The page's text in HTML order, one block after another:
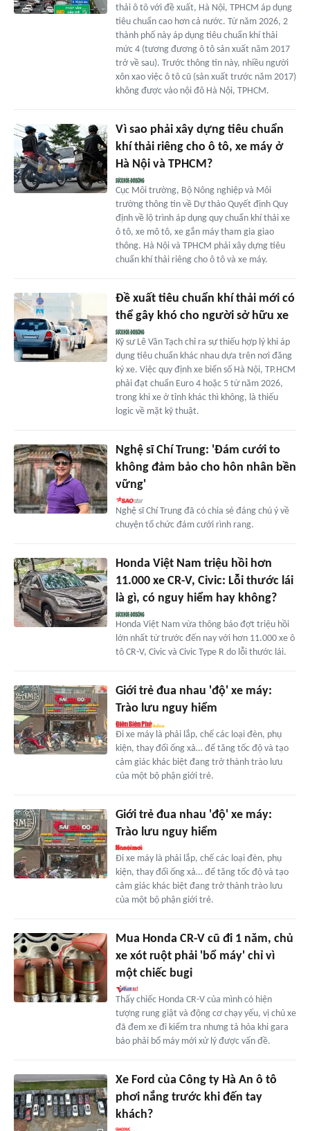
thải ô tô với đề xuất, Hà Nội, TPHCM áp dụng
tiêu chuẩn cao hơn cả nước. Từ năm 2026, 2
thành phố này áp dụng tiêu chuẩn khí thải
mức 4 (tương đương ô tô sản xuất năm 2017
trở về sau). Trước thông tin này, nhiều người
xôn xao việc ô tô cũ (sản xuất trước năm 2017)
không được vào nội đô Hà Nội, TPHCM.
Vì sao phải xây dựng tiêu chuẩn
khí thải riêng cho ô tô, xe máy ở
Hà Nội và TPHCM?
Cục Môi trường, Bộ Nông nghiệp và Môi
trường thông tin về Dự thảo Quyết định Quy
định về lộ trình áp dụng quy chuẩn khí thải xe
ô tô, xe mô tô, xe gắn máy tham gia giao
thông. Hà Nội và TPHCM phải xây dựng tiêu
chuẩn khí thải riêng cho ô tô và xe máy.
Đề xuất tiêu chuẩn khí thải mới có
thể gây khó cho người sở hữu xe
Kỹ sư Lê Văn Tạch chỉ ra sự thiếu hợp lý khi áp
dụng tiêu chuẩn khác nhau dựa trên nơi đăng
ký xe. Việc quy định xe biển số Hà Nội, TP.HCM
phải đạt chuẩn Euro 4 hoặc 5 từ năm 2026,
trong khi xe ở tỉnh khác thì không, là thiếu
logic về mặt kỹ thuật.
Nghệ sĩ Chí Trung: 'Đám cưới to
không đảm bảo cho hôn nhân bền
vững'
Nghệ sĩ Chí Trung đã có chia sẻ đáng chú ý về
chuyện tổ chức đám cưới rình rang.
Honda Việt Nam triệu hồi hơn
11.000 xe CR-V, Civic: Lỗi thước lái
là gì, có nguy hiểm hay không?
Honda Việt Nam vừa thông báo đợt triệu hồi
lớn nhất từ trước đến nay với hơn 11.000 xe ô
tô CR-V, Civic và Civic Type R do lỗi thước lái.
Giới trẻ đua nhau 'độ' xe máy:
Trào lưu nguy hiểm
Đi xe máy là phải lắp, chế các loại đèn, phụ
kiện, thay đổi ống xả… để tăng tốc độ và tạo
cảm giác khác biệt đang trở thành trào lưu
của một bộ phận giới trẻ.
Giới trẻ đua nhau 'độ' xe máy:
Trào lưu nguy hiểm
Đi xe máy là phải lắp, chế các loại đèn, phụ
kiện, thay đổi ống xả… để tăng tốc độ và tạo
cảm giác khác biệt đang trở thành trào lưu
của một bộ phận giới trẻ.
Mua Honda CR-V cũ đi 1 năm, chủ
xe xót ruột phải 'bổ máy' chỉ vì
một chiếc bugi
Thấy chiếc Honda CR-V của mình có hiện
tượng rung giật và động cơ chạy yếu, vị chủ xe
đã đem xe đi kiểm tra nhưng tả hỏa khi gara
báo phải bổ máy mới xử lý được vấn đề.
Xe Ford của Công ty Hà An ô tô
phơi nắng trước khi đến tay
khách?